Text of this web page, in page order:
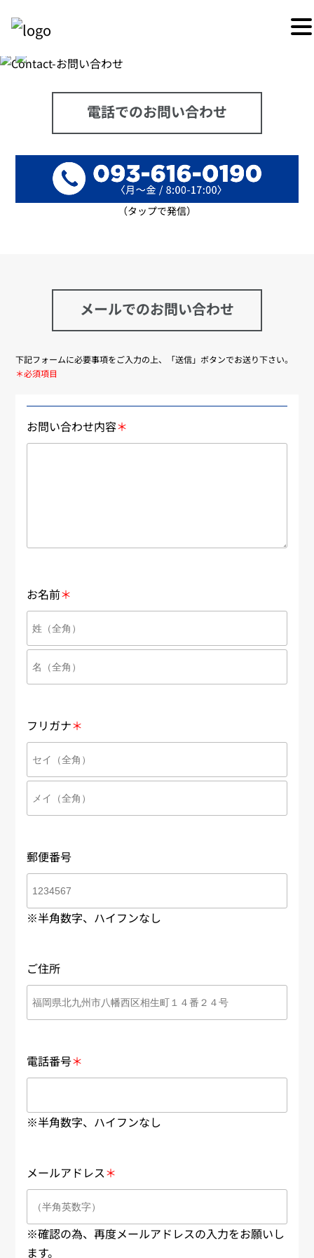
電話でのお問い合わせ
（タップで発信）
メールでのお問い合わせ
下記フォームに必要事項をご入力の上、「送信」ボタンでお送り下さい。
＊必須項目
お問い合わせ内容＊
お名前＊
フリガナ＊
郵便番号
※半角数字、ハイフンなし
ご住所
電話番号＊
※半角数字、ハイフンなし
メールアドレス＊
※確認の為、再度メールアドレスの入力をお願いし
ます。